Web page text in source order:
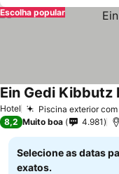
Escolha popular
Hotel Piscina exterior
Ein Gedi Kibbutz
8,2 Muito boa 4.981
Selecione as datas
exatos.